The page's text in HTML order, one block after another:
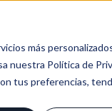
más
nuestra Política de
tus preferencias,